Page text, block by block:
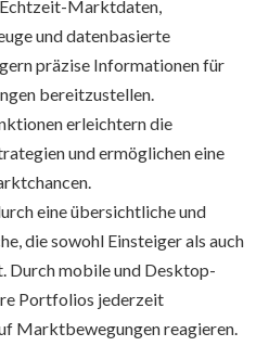
Marktdaten,
und datenbasierte
präzise Informationen für
bereitzustellen.
erleichtern die
und ermöglichen eine
eine übersichtliche und
die sowohl Einsteiger als auch
Durch mobile und Desktop-
Portfolios jederzeit
Marktbewegungen reagieren.